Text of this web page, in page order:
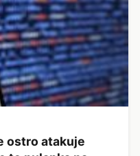
ostro atakuje